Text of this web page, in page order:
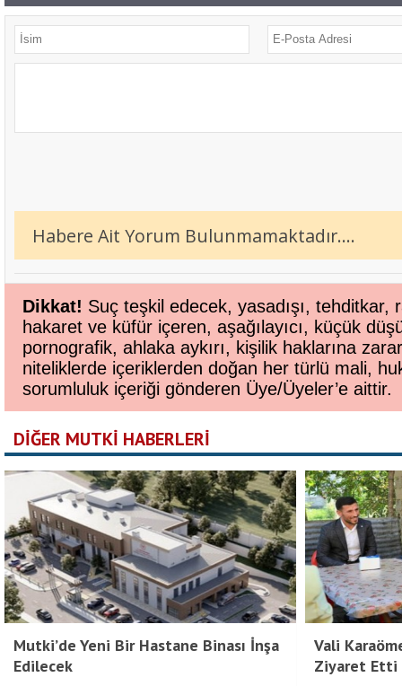
Habere Ait Yorum Bulunmamaktadır....
Dikkat! Suç teşkil edecek, yasadışı, tehditkar,
hakaret ve küfür içeren, aşağılayıcı, küçük
pornografik, ahlaka aykırı, kişilik haklarına
niteliklerde içeriklerden doğan her türlü mali,
sorumluluk içeriği gönderen Üye/Üyeler’e aittir.
DİĞER MUTKİ HABERLERİ
Mutki’de Yeni Bir Hastane Binası İnşa
Edilecek
Vali
Ziyaret Etti
Bitlis Bülten 3. Sayı